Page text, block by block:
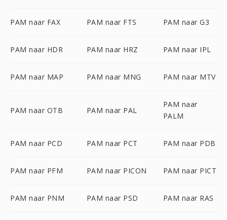
PAM naar FAX PAM naar FTS PAM naar G3
PAM naar HDR PAM naar HRZ PAM naar IPL
PAM naar MAP PAM naar MNG PAM naar MTV
PAM naar OTB PAM naar PAL
PAM naar
PALM
PAM naar PCD PAM naar PCT PAM naar PDB
PAM naar PFM PAM naar PICON PAM naar PICT
PAM naar PNM PAM naar PSD PAM naar RAS